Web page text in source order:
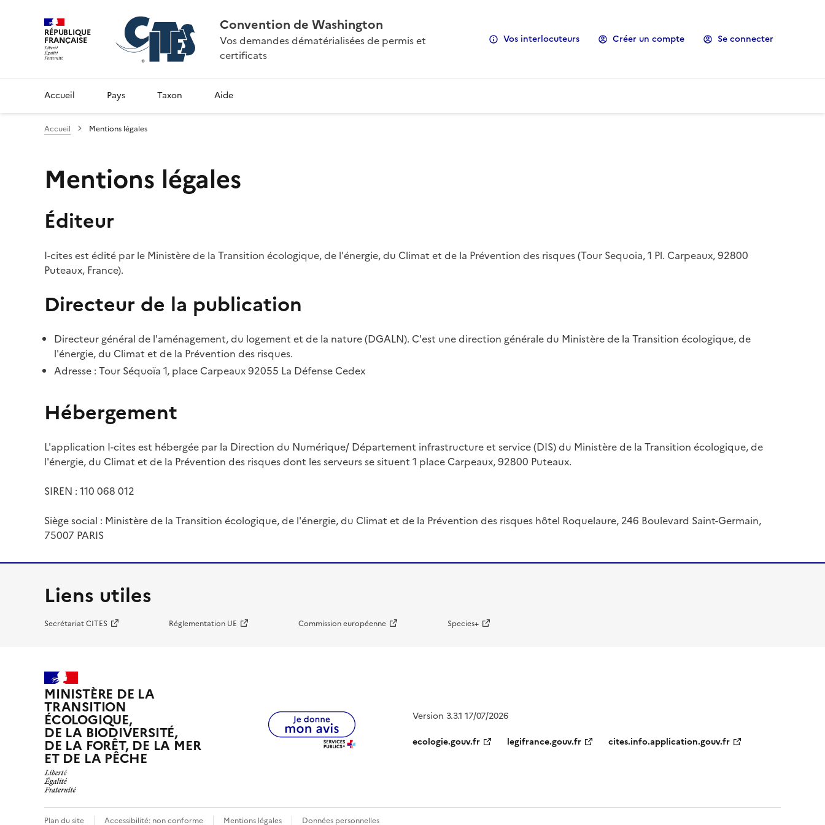
RÉPUBLIQUE
FRANÇAISE
Convention de Washington
Vos demandes dématérialisées de permis et
certificats
Vos interlocuteurs Créer un compte Se connecter
Accueil Pays Taxon Aide
Accueil Mentions légales
Mentions légales
Éditeur
I-cites est édité par le Ministère de la Transition écologique, de l'énergie, du Climat et de la Prévention des risques (Tour Sequoia, 1 Pl. Carpeaux, 92800
Puteaux, France).
Directeur de la publication
Directeur général de l'aménagement, du logement et de la nature (DGALN). C'est une direction générale du Ministère de la Transition écologique, de
l'énergie, du Climat et de la Prévention des risques.
Adresse : Tour Séquoïa 1, place Carpeaux 92055 La Défense Cedex
Hébergement
L'application I-cites est hébergée par la Direction du Numérique/ Département infrastructure et service (DIS) du Ministère de la Transition écologique, de
l'énergie, du Climat et de la Prévention des risques dont les serveurs se situent 1 place Carpeaux, 92800 Puteaux.
SIREN : 110 068 012
Siège social : Ministère de la Transition écologique, de l'énergie, du Climat et de la Prévention des risques hôtel Roquelaure, 246 Boulevard Saint-Germain,
75007 PARIS
Liens utiles
Secrétariat CITES Réglementation UE Commission européenne Species+
MINISTÈRE DE LA
TRANSITION
ÉCOLOGIQUE,
DE LA BIODIVERSITÉ,
DE LA FORÊT, DE LA MER
ET DE LA PÊCHE
Version 3.3.1 17/07/2026
ecologie.gouv.fr
legifrance.gouv.fr cites.info.application.gouv.fr
Plan du site Accessibilité: non conforme Mentions légales Données personnelles